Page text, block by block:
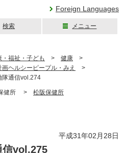
Foreign Languages
検索 メニュー
・福祉・子ども > 健康 >
ヘルシーピープル・みえ
>
通信vol.274
健所 > 松阪保健所
平成31年02月28日
vol.275